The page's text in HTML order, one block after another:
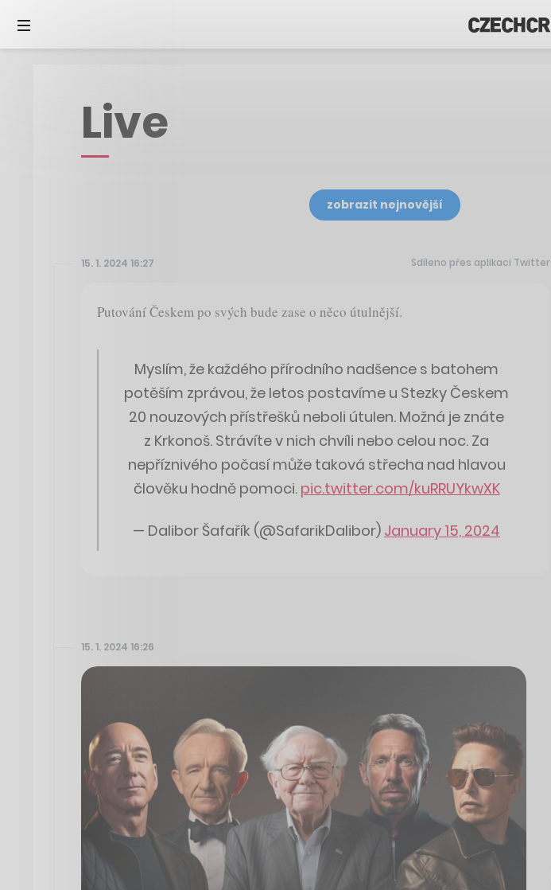
Live
zobrazit nejnovější
15. 1. 2024 16:27 Sdíleno přes aplikaci Twitter
Putování Českem po svých bude zase o něco útulnější.
Myslím, že každého přírodního nadšence s batohem
potěším zprávou, že letos postavíme u Stezky Českem
20 nouzových přístřešků neboli útulen. Možná je znáte
z Krkonoš. Strávíte v nich chvíli nebo celou noc. Za
nepříznivého počasí může taková střecha nad hlavou
člověku hodně pomoci. pic.twitter.com/kuRRUYkwXK
— Dalibor Šafařík (@SafarikDalibor) January 15, 2024
15. 1. 2024 16:26